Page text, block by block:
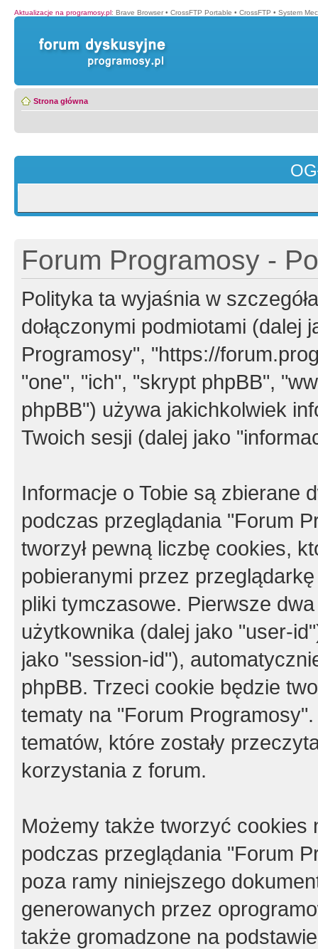
Aktualizacje na programosy.pl: Brave Browser • CrossFTP Portable • CrossFTP • System
Strona główna
Forum Programosy -
Polityka ta wyjaśnia w
dołączonymi podmiotami (dalej
Programosy", "https://
"one", "ich", "skrypt phpBB",
phpBB") używa jakichkolwiek
Twoich sesji (dalej jako
Informacje o Tobie są zbierane
podczas przeglądania "Forum
tworzył pewną liczbę cookies,
pobieranymi przez
pliki tymczasowe. Pierwsze
użytkownika (dalej jako "user-
jako "session-id"),
phpBB. Trzeci cookie będzie
tematy na "Forum
tematów, które zostały
korzystania z forum.
Możemy także tworzyć cookies
podczas przeglądania "Forum
poza ramy niniejszego
generowanych przez
także gromadzone na